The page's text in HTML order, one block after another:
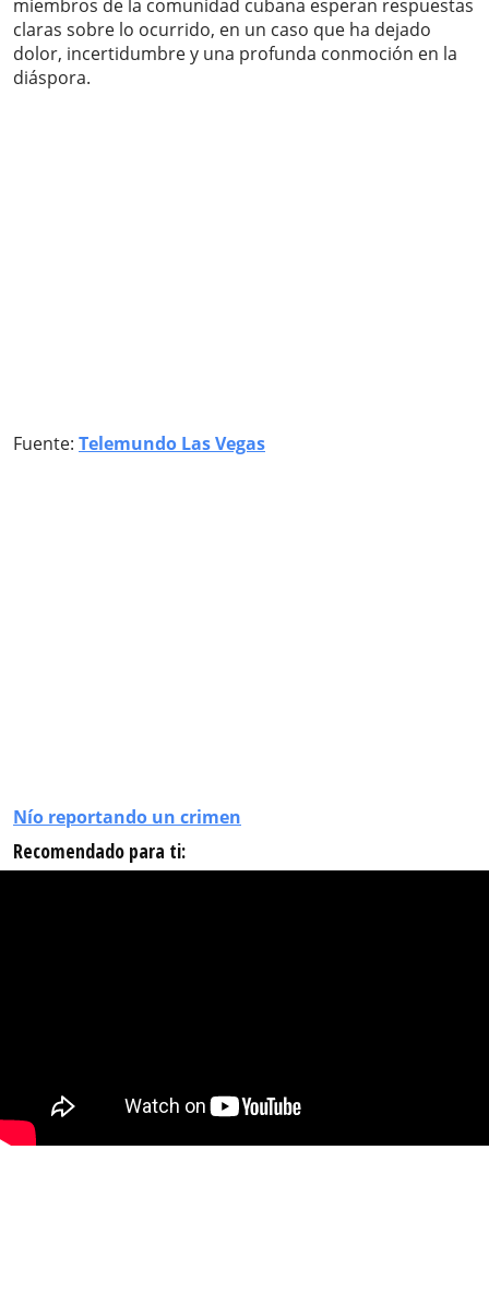
miembros de la comunidad cubana esperan respuestas
claras sobre lo ocurrido, en un caso que ha dejado
dolor, incertidumbre y una profunda conmoción en la
diáspora.
Fuente: Telemundo Las Vegas
Nío reportando un crimen
Recomendado para ti: